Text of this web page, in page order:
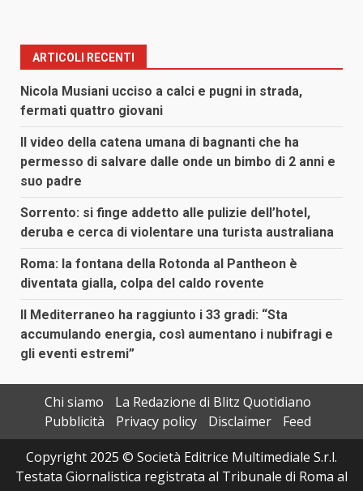
ARTICOLI RECENTI
Nicola Musiani ucciso a calci e pugni in strada,
fermati quattro giovani
Il video della catena umana di bagnanti che ha
permesso di salvare dalle onde un bimbo di 2 anni e
suo padre
Sorrento: si finge addetto alle pulizie dell’hotel,
deruba e cerca di violentare una turista australiana
Roma: la fontana della Rotonda al Pantheon è
diventata gialla, colpa del caldo rovente
Il Mediterraneo ha raggiunto i 33 gradi: “Sta
accumulando energia, così aumentano i nubifragi e
gli eventi estremi”
Chi siamo
La Redazione di Blitz Quotidiano
Pubblicità
Privacy policy Disclaimer
Feed
Copyright 2025 © Società Editrice Multimediale S.r.l.
Testata Giornalistica registrata al Tribunale di Roma al